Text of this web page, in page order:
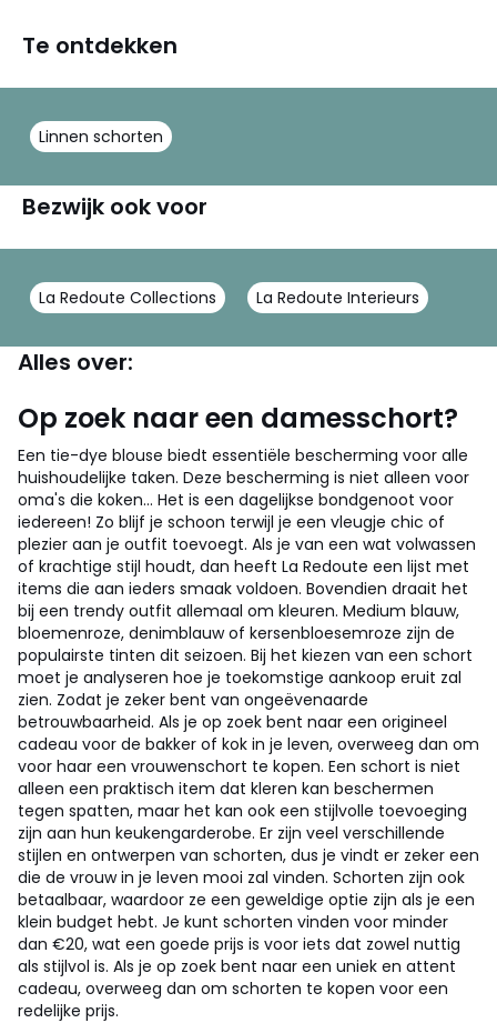
Te ontdekken
Linnen schorten
Bezwijk ook voor
La Redoute Collections La Redoute Interieurs
Alles over:
Op zoek naar een damesschort?
Een tie-dye blouse biedt essentiële bescherming voor alle
huishoudelijke taken. Deze bescherming is niet alleen voor
oma's die koken... Het is een dagelijkse bondgenoot voor
iedereen! Zo blijf je schoon terwijl je een vleugje chic of
plezier aan je outfit toevoegt. Als je van een wat volwassen
of krachtige stijl houdt, dan heeft La Redoute een lijst met
items die aan ieders smaak voldoen. Bovendien draait het
bij een trendy outfit allemaal om kleuren. Medium blauw,
bloemenroze, denimblauw of kersenbloesemroze zijn de
populairste tinten dit seizoen. Bij het kiezen van een schort
moet je analyseren hoe je toekomstige aankoop eruit zal
zien. Zodat je zeker bent van ongeëvenaarde
betrouwbaarheid. Als je op zoek bent naar een origineel
cadeau voor de bakker of kok in je leven, overweeg dan om
voor haar een vrouwenschort te kopen. Een schort is niet
alleen een praktisch item dat kleren kan beschermen
tegen spatten, maar het kan ook een stijlvolle toevoeging
zijn aan hun keukengarderobe. Er zijn veel verschillende
stijlen en ontwerpen van schorten, dus je vindt er zeker een
die de vrouw in je leven mooi zal vinden. Schorten zijn ook
betaalbaar, waardoor ze een geweldige optie zijn als je een
klein budget hebt. Je kunt schorten vinden voor minder
dan €20, wat een goede prijs is voor iets dat zowel nuttig
als stijlvol is. Als je op zoek bent naar een uniek en attent
cadeau, overweeg dan om schorten te kopen voor een
redelijke prijs.